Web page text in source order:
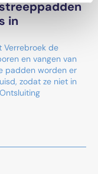
in
Verrebroek de
en vangen van
padden worden er
zodat ze niet in